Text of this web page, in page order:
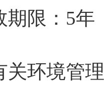
限：5年
境管理